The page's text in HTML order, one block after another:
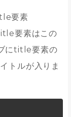
要素
要素はこの
にtitle要素の
トルが入りま